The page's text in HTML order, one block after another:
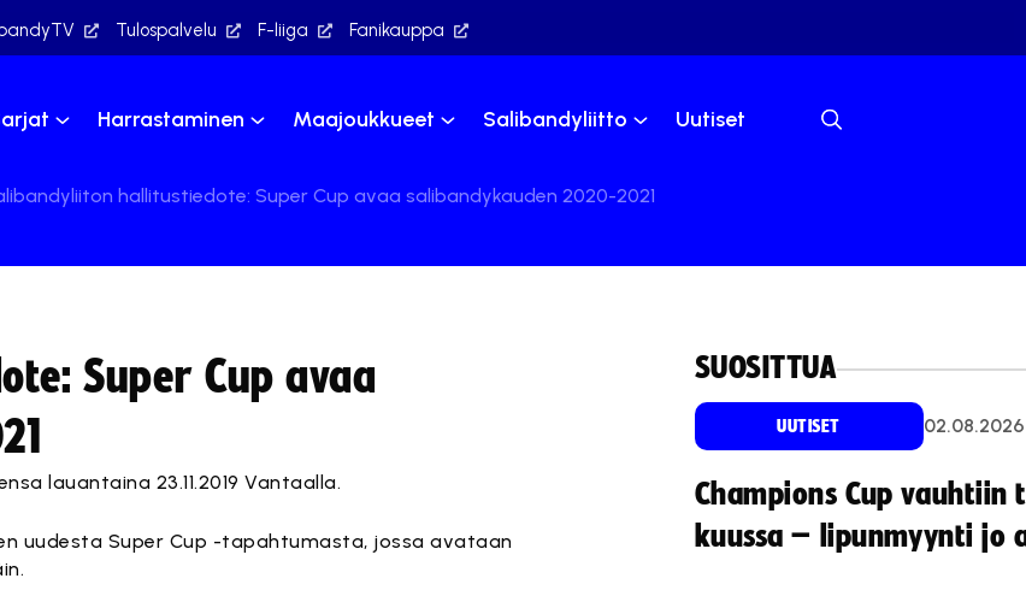
Tulospalvelu F-liiga Fanikauppa
Harrastaminen Maajoukkueet Salibandyliitto Uutiset
hallitustiedote: Super Cup avaa salibandykauden 2020-2021
Super Cup avaa
lauantaina 23.11.2019 Vantaalla.
uudesta Super Cup -tapahtumasta, jossa avataan
SUOSITTUA
UUTISET 02.08.2026
Champions Cup vauhtiin
kuussa – lipunmyynti jo